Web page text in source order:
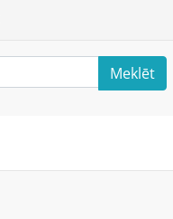
Meklēt